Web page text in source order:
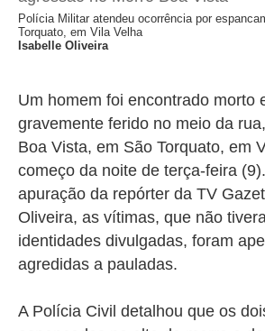
Polícia Militar atendeu ocorrência por
Torquato, em Vila Velha
Isabelle Oliveira
Um homem foi encontrado morto
gravemente ferido no meio da
Boa Vista, em São Torquato, em
começo da noite de terça-feira
apuração da repórter da TV
Oliveira, as vítimas, que não
identidades divulgadas, foram
agredidas a pauladas.
A Polícia Civil detalhou que os